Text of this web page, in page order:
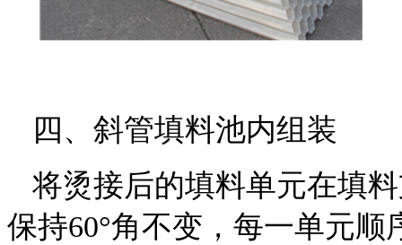
四 、斜管填料池内组装
将烫接后的填料单元在填
保持60°角不变，每一单元